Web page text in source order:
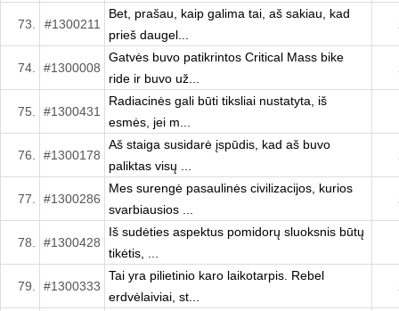
73. #1300211
Bet, prašau, kaip galima tai, aš sakiau, kad
prieš daugel...
74. #1300008
Gatvės buvo patikrintos Critical Mass bike
ride ir buvo už...
75. #1300431
Radiacinės gali būti tiksliai nustatyta, iš
esmės, jei m...
76. #1300178
Aš staiga susidarė įspūdis, kad aš buvo
paliktas visų ...
77. #1300286
Mes surengė pasaulinės civilizacijos, kurios
svarbiausios ...
78. #1300428
Iš sudėties aspektus pomidorų sluoksnis būtų
tikėtis, ...
79. #1300333
Tai yra pilietinio karo laikotarpis. Rebel
erdvėlaiviai, st...